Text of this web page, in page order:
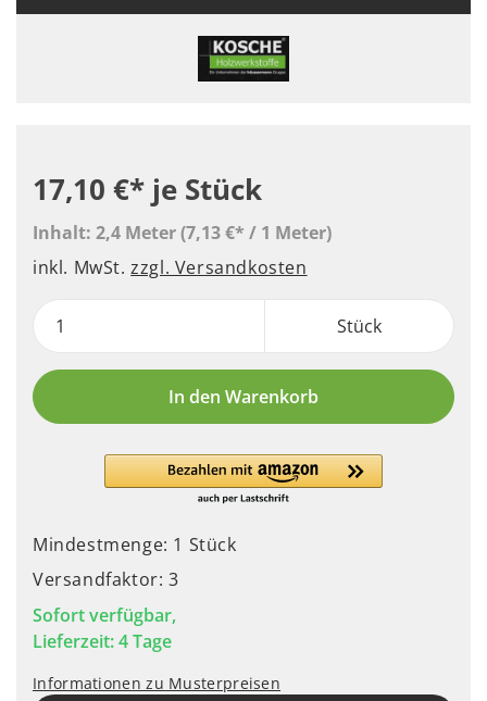
17,10 €* je Stück
Inhalt: 2,4 Meter(7,13 €* / 1 Meter)
inkl. MwSt.zzgl. Versandkosten
Stück
In den Warenkorb
Mindestmenge: 1 Stück
Versandfaktor: 3
Sofort verfügbar,
Lieferzeit: 4 Tage
Informationen zu Musterpreisen